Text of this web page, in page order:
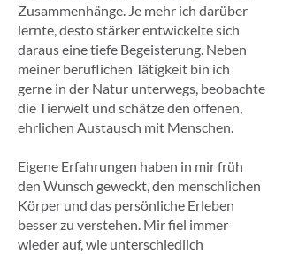
Zusammenhänge. Je mehr ich darüber
lernte, desto stärker entwickelte sich
daraus eine tiefe Begeisterung. Neben
meiner beruflichen Tätigkeit bin ich
gerne in der Natur unterwegs, beobachte
die Tierwelt und schätze den offenen,
ehrlichen Austausch mit Menschen.
Eigene Erfahrungen haben in mir früh
den Wunsch geweckt, den menschlichen
Körper und das persönliche Erleben
besser zu verstehen. Mir fiel immer
wieder auf, wie unterschiedlich